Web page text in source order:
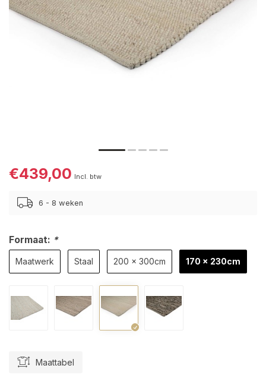
€439,00 Incl. btw
6 - 8 weken
Formaat: *
Maatwerk Staal 200 x 300cm 170 x 230cm
Maattabel